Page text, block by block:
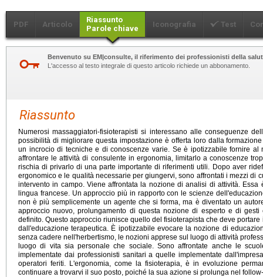
PDF Articolo
Riassunto
Parole chiave
Iconografia Test
Benvenuto su EM|consulte, il riferimento dei professionisti della
L'accesso al testo integrale di questo articolo richiede un abbonamento.
Riassunto
Numerosi massaggiatori-fisioterapisti si interessano alle conseguenze
possibilità di migliorare questa impostazione è offerta loro dalla
un incrocio di tecniche e di conoscenze varie. Se è ipotizzabile fornire al
affrontare le attività di consulente in ergonomia, limitarlo a conoscenze
rischia di privarlo di una parte importante di riferimenti utili. Dopo aver
ergonomico e le qualità necessarie per giungervi, sono affrontati i mezzi di
intervento in campo. Viene affrontata la nozione di analisi di attività.
lingua francese. Un approccio più in rapporto con le scienze
non è più semplicemente un agente che si forma, ma è diventato un
approccio nuovo, prolungamento di questa nozione di esperto e di gesti
definito. Questo approccio riunisce quello del fisioterapista che deve
dall'educazione terapeutica. È ipotizzabile evocare la nozione di
senza cadere nell'herbertismo, le nozioni apprese sul luogo di attività
luogo di vita sia personale che sociale. Sono affrontate anche le
implementate dai professionisti sanitari a quelle implementate
operatori feriti. L'ergonomia, come la fisioterapia, è in evoluzione
continuare a trovarvi il suo posto, poiché la sua azione si prolunga nel